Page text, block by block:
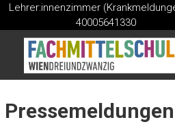
Skip
content
Lehrer:innenzimmer
40005641330
FMS
Fachmittelschule
Pressemeldungen